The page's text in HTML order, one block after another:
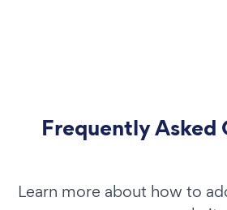
Frequently Asked
Learn more about how to